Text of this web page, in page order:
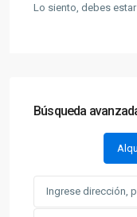
Lo siento, debes estar
Búsqueda